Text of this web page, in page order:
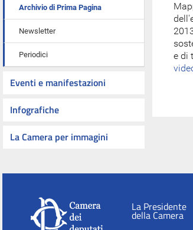
Archivio di Prima Pagina
Newsletter
Periodici
Eventi e manifestazioni
Infografiche
La Camera per immagini
e di
La Presidente
della Camera